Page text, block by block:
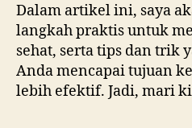
Dalam artikel ini, saya
langkah praktis untuk
sehat, serta tips dan trik
Anda mencapai tujuan
lebih efektif. Jadi, mari